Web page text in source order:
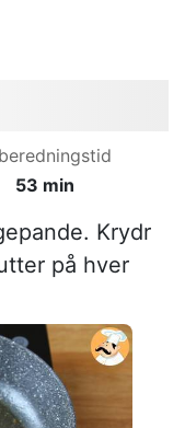
53 min
Krydr
på hver